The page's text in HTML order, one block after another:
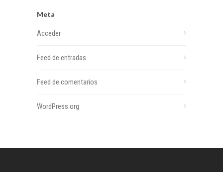
Meta
Acceder
Feed de entradas
Feed de comentarios
WordPress.org